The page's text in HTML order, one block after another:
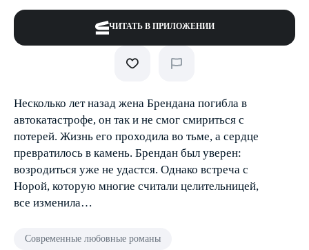
ЧИТАТЬ В ПРИЛОЖЕНИИ
Несколько лет назад жена Брендана погибла в
автокатастрофе, он так и не смог смириться с
потерей. Жизнь его проходила во тьме, а сердце
превратилось в камень. Брендан был уверен:
возродиться уже не удастся. Однако встреча с
Норой, которую многие считали целительницей,
все изменила…
Современные любовные романы